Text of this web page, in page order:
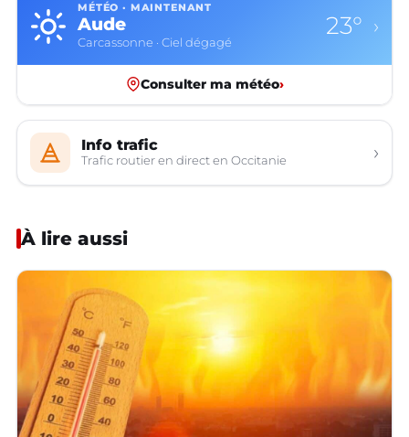
MÉTÉO · MAINTENANT
Aveyron
Rodez · Ciel dégagé
16° ›
Consulter ma météo›
Info trafic
Trafic routier en direct en Occitanie ›
À lire aussi